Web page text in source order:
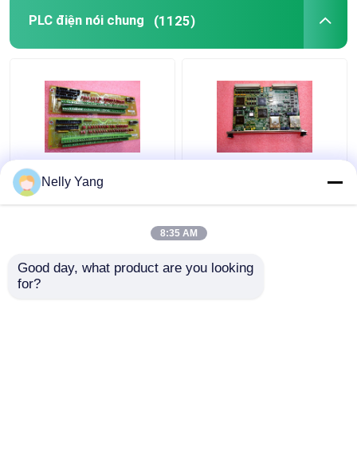
PLC điện nói chung (1125)
DS200SIOBH1A Bảng
điều khiển General
VI
Nelly Yang
8:35 AM
Good day, what product are you looking
for?